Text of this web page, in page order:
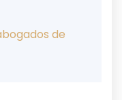
de